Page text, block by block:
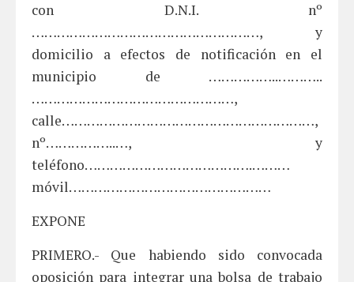
con D.N.I. nº
………………………………………………, y
domicilio a efectos de notificación en el
municipio de ……………..………..
…………………………………………,
calle……………………………………………………,
nº……………..…, y
teléfono………………………………….………
móvil…………………………………………
EXPONE
PRIMERO.- Que habiendo sido convocada
oposición para integrar una bolsa de trabajo